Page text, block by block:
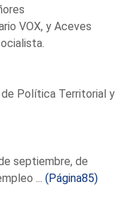
VOX, y Aceves
Política Territorial y
septiembre, de
...(Página85)